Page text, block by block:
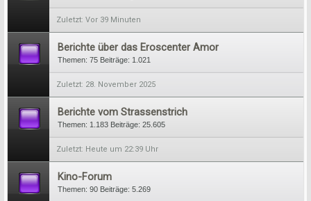
Vor 39 Minuten
Berichte über das Eroscenter Amor
Themen: 75 Beiträge: 1.021
28. November 2025
Berichte vom Strassenstrich
Themen: 1.183 Beiträge: 25.605
Heute um 22:39 Uhr
Kino-Forum
Themen: 90 Beiträge: 5.269